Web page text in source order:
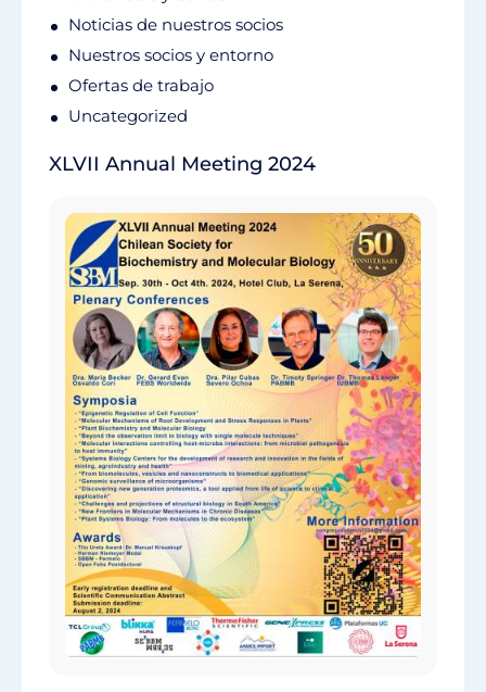
Noticias de nuestros socios
Nuestros socios y entorno
Ofertas de trabajo
Uncategorized
XLVII Annual Meeting 2024